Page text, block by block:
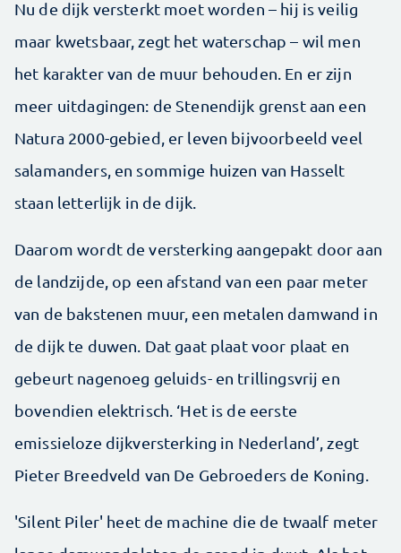
Nu de dijk versterkt moet worden – hij is veilig
maar kwetsbaar, zegt het waterschap – wil men
het karakter van de muur behouden. En er zijn
meer uitdagingen: de Stenendijk grenst aan een
Natura 2000-gebied, er leven bijvoorbeeld veel
salamanders, en sommige huizen van Hasselt
staan letterlijk in de dijk.
Daarom wordt de versterking aangepakt door aan
de landzijde, op een afstand van een paar meter
van de bakstenen muur, een metalen damwand in
de dijk te duwen. Dat gaat plaat voor plaat en
gebeurt nagenoeg geluids- en trillingsvrij en
bovendien elektrisch. ‘Het is de eerste
emissieloze dijkversterking in Nederland’, zegt
Pieter Breedveld van De Gebroeders de Koning.
'Silent Piler' heet de machine die de twaalf meter